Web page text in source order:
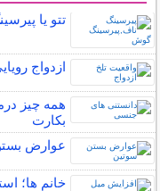
تتو یا
ازدواج
همه چیز
بکارت
عوارض
خانم ها؛